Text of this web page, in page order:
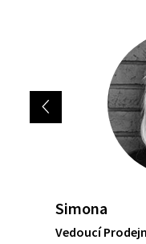
Previous
Simona
Vedoucí